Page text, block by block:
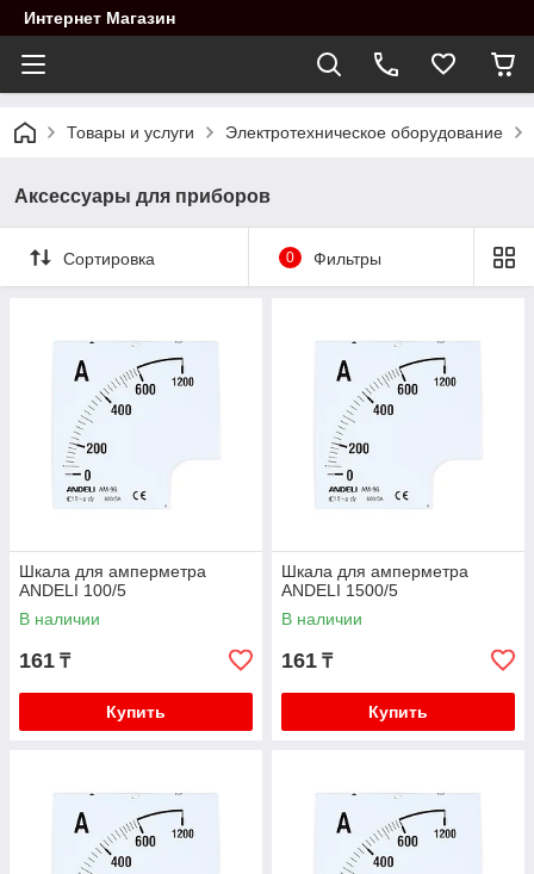
Интернет Магазин
Товары и услуги Электротехническое оборудование
Аксессуары для приборов
Сортировка 0 Фильтры
Шкала для амперметра
ANDELI 100/5
В наличии
161 ₸
Купить
Шкала для амперметра
ANDELI 1500/5
В наличии
161 ₸
Купить